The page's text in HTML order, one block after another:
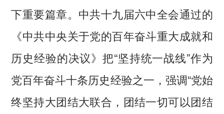
下重要篇章。中共十九届六中全会通过的
《中共中央关于党的百年奋斗重大成就和
历史经验的决议》把“坚持统一战线”作为
党百年奋斗十条历史经验之一，强调“党始
终坚持大团结大联合，团结一切可以团结